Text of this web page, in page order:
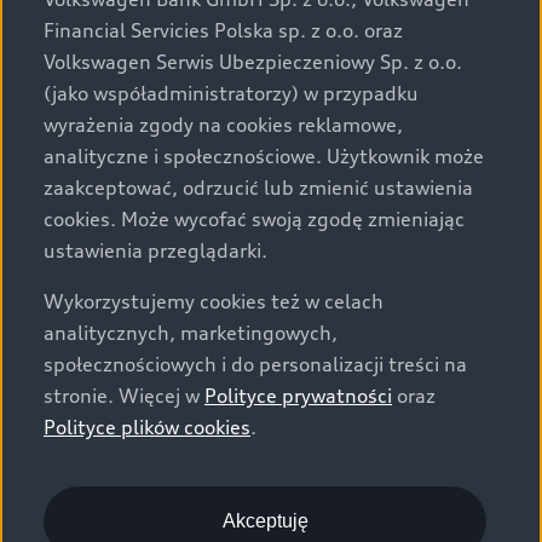
za dopłatą. Wiążące ustalenie ceny, wyposażenia i
specyfikacji pojazdu następują w umowie sprzedaży, a
określenie parametrów technicznych zawiera
świadectwo homologacji typu pojazdu. Zastrzegamy
sobie prawo do zmian i pomyłek. Wszelkie informacje
prezentowane na stronie są aktualne na dzień ich
zamieszczania. W celu uzyskania najnowszych
informacji prosimy kontaktować się z Partnerem Marki
Audi.
Wszystkie produkowane obecnie samochody marki Audi
są wykonywane z materiałów spełniających pod
względem możliwości odzysku i recyklingu wymagania
określone w normie ISO 22628 i są zgodne z
europejskimi świadectwami homologacji wydanymi wg
o.o. podlega obowiązkowi zapewnienia wszystkim
użytkownikom samochodów marki Volkswagen sieci
Financial Servicies Polska sp. z o.o. oraz
Volkswagen Serwis Ubezpieczeniowy Sp. z o.o.
(jako współadministratorzy) w przypadku
wyrażenia zgody na cookies reklamowe,
analityczne i społecznościowe. Użytkownik może
zaakceptować, odrzucić lub zmienić ustawienia
cookies. Może wycofać swoją zgodę zmieniając
ustawienia przeglądarki.
Wykorzystujemy cookies też w celach
analitycznych, marketingowych,
społecznościowych i do personalizacji treści na
stronie. Więcej w Polityce prywatności oraz
Polityce plików cookies.
Akceptuję